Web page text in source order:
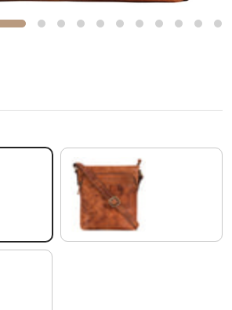
kara - koniak